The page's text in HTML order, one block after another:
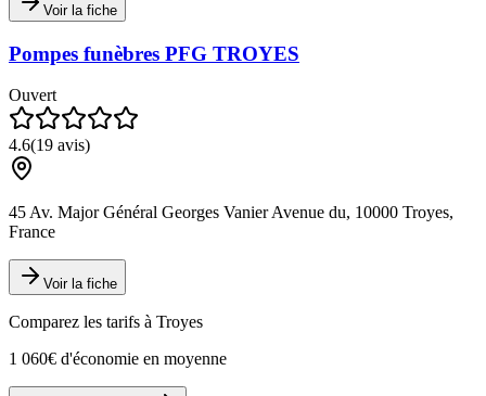
Voir la fiche
Pompes funèbres PFG TROYES
Ouvert
4.6(19 avis)
45 Av. Major Général Georges Vanier Avenue du, 10000 Troyes,
France
Voir la fiche
Comparez les tarifs à Troyes
1 060€ d'économie en moyenne